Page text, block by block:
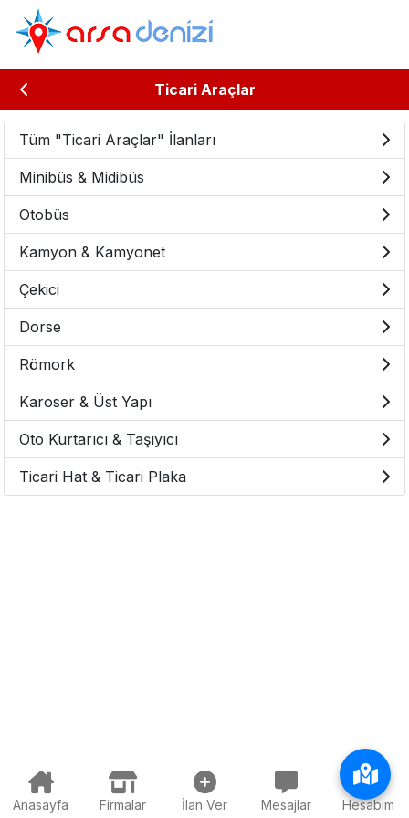
Ticari Araçlar
Tüm "Ticari Araçlar" İlanları
Minibüs & Midibüs
Otobüs
Kamyon & Kamyonet
Çekici
Dorse
Römork
Karoser & Üst Yapı
Oto Kurtarıcı & Taşıyıcı
Ticari Hat & Ticari Plaka
Anasayfa Firmalar İlan Ver Mesajlar Hesabım